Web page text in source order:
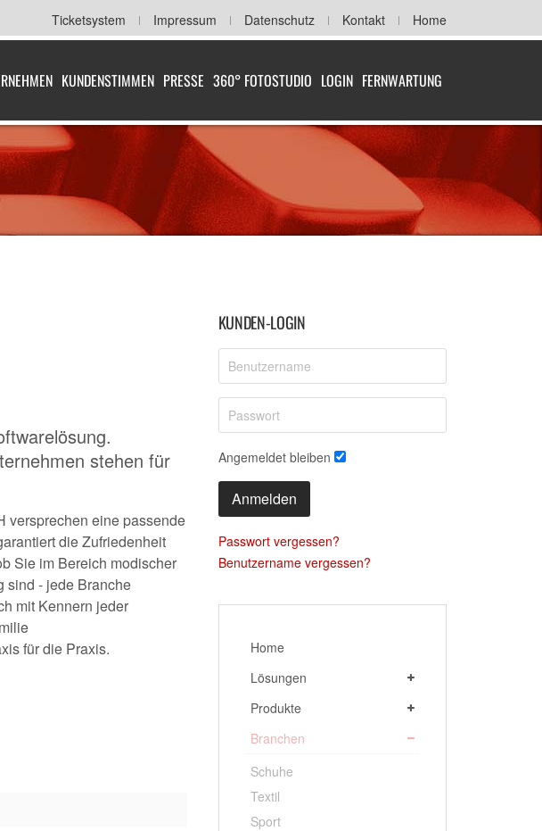
Ticketsystem Impressum Datenschutz Kontakt Home
KUNDENSTIMMEN PRESSE 360° FOTOSTUDIO LOGIN FERNWARTUNG
stehen für
versprechen eine passende
die Zufriedenheit
Sie im Bereich modischer
sind - jede Branche
mit Kennern jeder
für die Praxis.
KUNDEN-LOGIN
Angemeldet bleiben
Anmelden
Passwort vergessen?
Benutzername vergessen?
Home
Lösungen
Produkte
Branchen
Schuhe
Textil
Sport